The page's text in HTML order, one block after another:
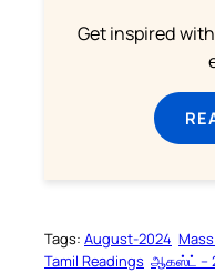
Get inspired
Tags: August-2024
Tamil Readings ஆகஸ்ட் –